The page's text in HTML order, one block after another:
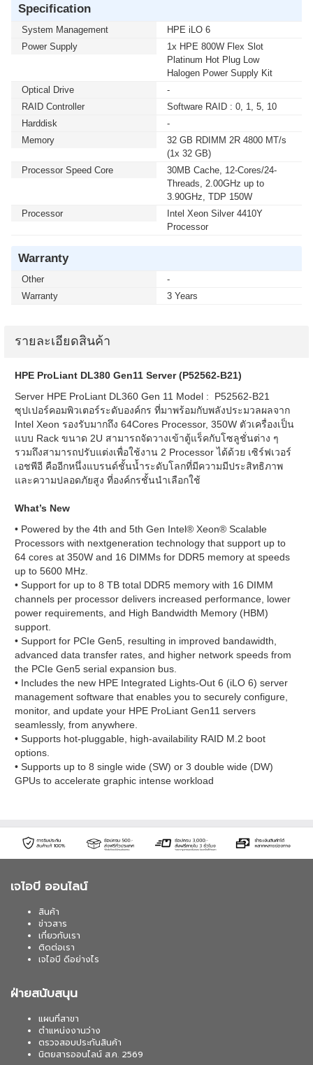
Specification
System Management
HPE iLO 6
Power Supply
1x HPE 800W Flex Slot
Platinum Hot Plug Low
Halogen Power Supply Kit
Optical Drive
-
RAID Controller
Software RAID : 0, 1, 5, 10
Harddisk
-
Memory
32 GB RDIMM 2R 4800 MT/s
(1x 32 GB)
Processor Speed Core
30MB Cache, 12-Cores/24-
Threads, 2.00GHz up to
3.90GHz, TDP 150W
Processor
Intel Xeon Silver 4410Y
Processor
Warranty
Other
-
Warranty
3 Years
รายละเอียดสินค้า
HPE ProLiant DL380 Gen11 Server (P52562-B21)
Server HPE ProLiant DL360 Gen 11 Model : P52562-B21
ซุปเปอร์คอมพิวเตอร์ระดับองค์กร ที่มาพร้อมกับพลังประมวลผลจาก
Intel Xeon รองรับมากถึง 64Cores Processor, 350W ตัวเครื่องเป็น
แบบ Rack ขนาด 2U สามารถจัดวางเข้าตู้แร็คกับโซลูชั่นต่าง ๆ
รวมถึงสามารถปรับแต่งเพื่อใช้งาน 2 Processor ได้ด้วย เซิร์ฟเวอร์
เอชพีอี คืออีกหนึ่งแบรนด์ชั้นน้ำระดับโลกที่มีความมีประสิทธิภาพ
และความปลอดภัยสูง ที่องค์กรชั้นนำเลือกใช้
What’s New
• Powered by the 4th and 5th Gen Intel® Xeon® Scalable
Processors with nextgeneration technology that support up to
64 cores at 350W and 16 DIMMs for DDR5 memory at speeds
up to 5600 MHz.
• Support for up to 8 TB total DDR5 memory with 16 DIMM
channels per processor delivers increased performance, lower
power requirements, and High Bandwidth Memory (HBM)
support.
• Support for PCIe Gen5, resulting in improved bandawidth,
advanced data transfer rates, and higher network speeds from
the PCIe Gen5 serial expansion bus.
• Includes the new HPE Integrated Lights-Out 6 (iLO 6) server
management software that enables you to securely configure,
monitor, and update your HPE ProLiant Gen11 servers
seamlessly, from anywhere.
• Supports hot-pluggable, high-availability RAID M.2 boot
options.
• Supports up to 8 single wide (SW) or 3 double wide (DW)
GPUs to accelerate graphic intense workload
เจไอบี ออนไลน์
สินค้า
ข่าวสาร
เกี่ยวกับเรา
ติดต่อเรา
เจไอบี ดีอย่างไร
ฝ่ายสนับสนุน
แผนที่สาขา
ตำแหน่งงานว่าง
ตรวจสอบประกันสินค้า
นิตยสารออนไลน์ ส.ค. 2569